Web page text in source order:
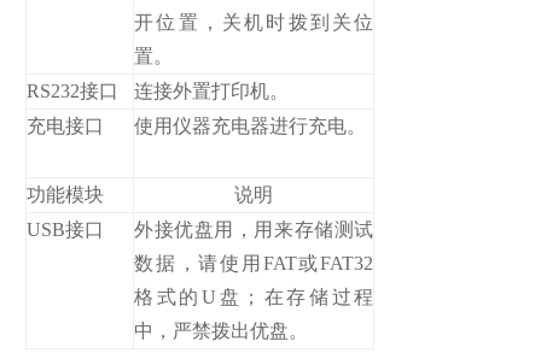
开位置，关机时拨到关位
置。
RS232接口
连接外置打印机。
充电接口
使用仪器充电器进行充电。
功能模块
说明
USB接口
外接优盘用，用来存储测试
数据，请使用FAT或FAT32
格式的U盘；在存储过程
中，严禁拨出优盘。